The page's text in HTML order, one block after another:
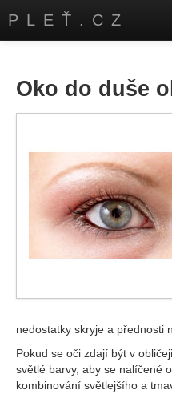
PLEŤ.CZ
Kontakty
Oko do duše
nedostatky skryje a přednosti
Pokud se oči zdají být v
světlé barvy, aby se nalíčené
kombinování světlejšího a